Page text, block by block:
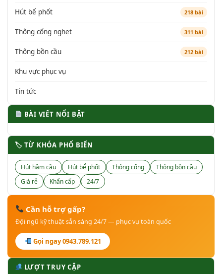
Hút bể phốt 218 bài
Thông cống nghẹt 311 bài
Thông bồn cầu 212 bài
Khu vực phục vụ
Tin tức
BÀI VIẾT NỔI BẬT
🏷 TỪ KHÓA PHỔ BIẾN
Hút hầm cầu Hút bể phốt Thông cống
Thông bồn cầu
Giá rẻ
Khẩn cấp 24/7
Cần hỗ trợ gấp?
Đội ngũ kỹ thuật sẵn sàng 24/7 — phục vụ toàn quốc
Gọi ngay 0943.789.121
LƯỢT TRUY CẬP